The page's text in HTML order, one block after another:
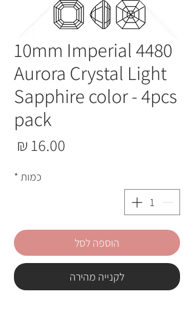
10mm Imperial 4480
Aurora Crystal Light
Sapphire color - 4pcs
pack
כמות *
הוספה לסל
לקנייה מהירה